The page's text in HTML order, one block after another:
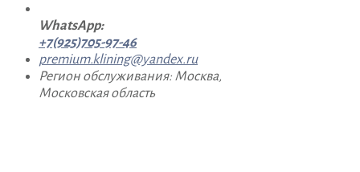
WhatsApp:
+7(925)705-97-46
premium.klining@yandex.ru
Регион обслуживания: Москва,
Московская область